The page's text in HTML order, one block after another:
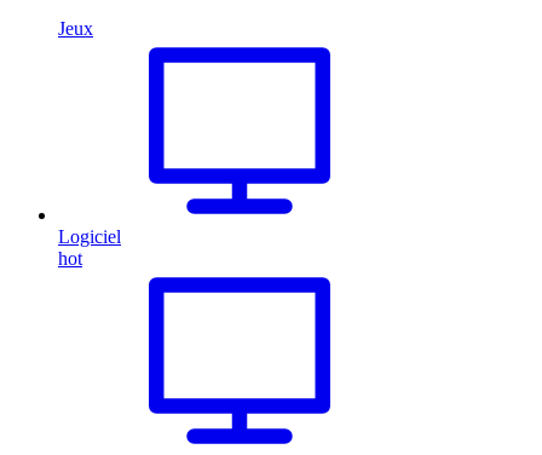
Jeux
Logiciel
hot